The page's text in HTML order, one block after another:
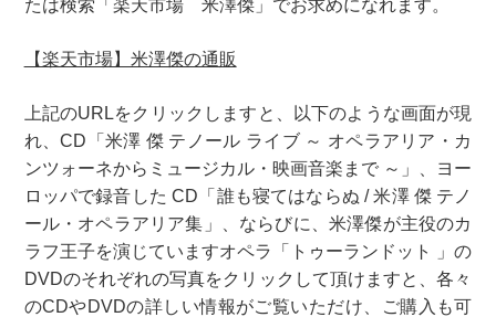
たは検索「楽天市場 米澤傑」でお求めになれます。
【楽天市場】米澤傑の通販
上記のURLをクリックしますと、以下のような画面が現
れ、CD「米澤 傑 テノール ライブ ～ オペラアリア・カ
ンツォーネからミュージカル・映画音楽まで ～」、ヨー
ロッパで録音した CD「誰も寝てはならぬ / 米澤 傑 テノ
ール・オペラアリア集」、ならびに、米澤傑が主役のカ
ラフ王子を演じていますオペラ「トゥーランドット 」の
DVDのそれぞれの写真をクリックして頂けますと、各々
のCDやDVDの詳しい情報がご覧いただけ、ご購入も可